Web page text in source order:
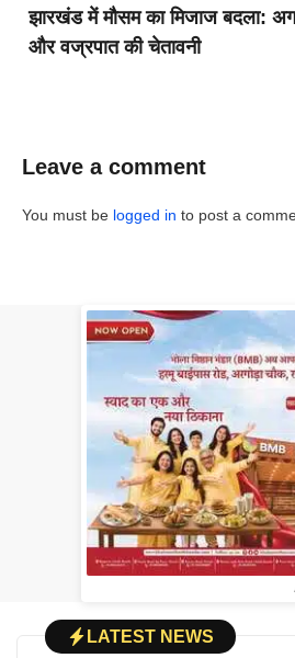
झारखंड में मौसम का मिजाज बदला:
और वज्रपात की चेतावनी
Leave a comment
You must be logged in to post a
LATEST NEWS